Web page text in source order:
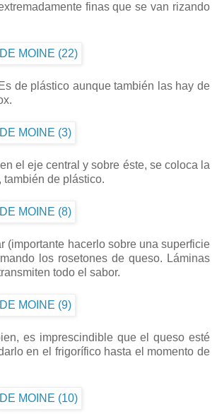
finas que se van rizando
de plástico aunque también las hay de
el eje central y sobre éste, se coloca la
de plástico.
(importante hacerlo sobre una superficie
los rosetones de queso. Láminas
todo el sabor.
es imprescindible que el queso esté
en el frigorífico hasta el momento de